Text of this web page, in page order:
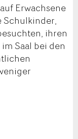
Erwachsene
Schulkinder,
ihren
Saal bei den